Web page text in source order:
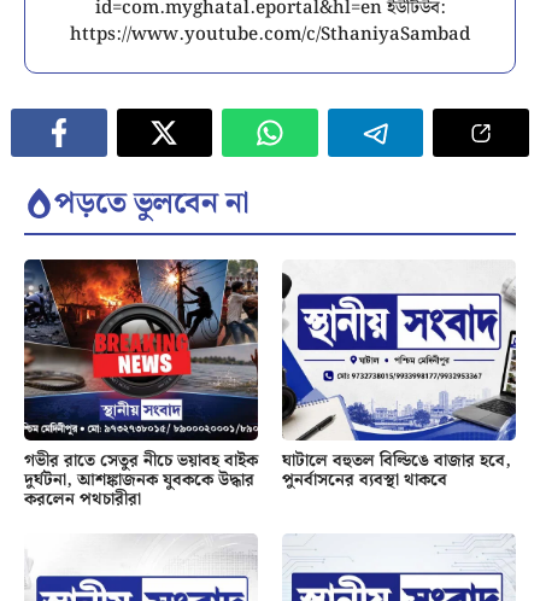
id=com.myghatal.eportal&hl=en ইউটিউব:
https://www.youtube.com/c/SthaniyaSambad
পড়তে ভুলবেন না
গভীর রাতে সেতুর নীচে ভয়াবহ বাইক
দুর্ঘটনা, আশঙ্কাজনক যুবককে উদ্ধার
করলেন পথচারীরা
ঘাটালে বহুতল বিল্ডিঙে বাজার হবে,
পুনর্বাসনের ব্যবস্থা থাকবে